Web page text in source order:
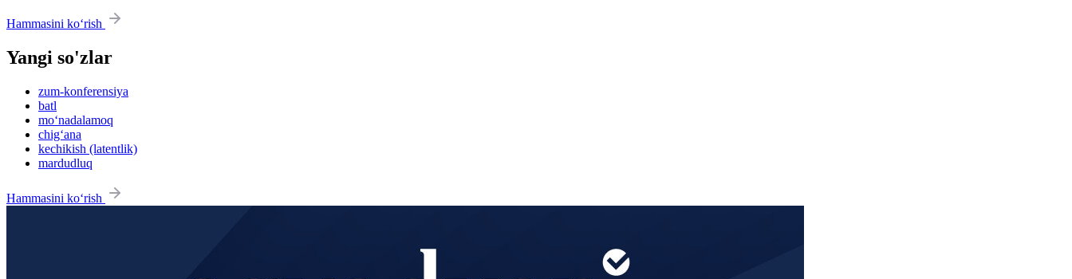
Hammasini ko‘rish
Yangi so'zlar
zum-konferensiya
batl
mo‘nadalamoq
chig‘ana
kechikish (latentlik)
mardudluq
Hammasini ko‘rish